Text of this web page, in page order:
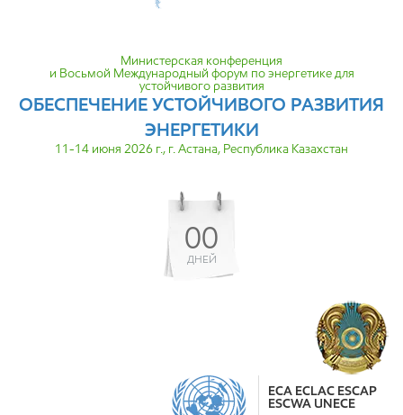
Министерская конференция
и Восьмой Международный форум по энергетике для
устойчивого развития
ОБЕСПЕЧЕНИЕ УСТОЙЧИВОГО РАЗВИТИЯ
ЭНЕРГЕТИКИ
11-14 июня 2026 г., г. Астана, Республика Казахстан
00
ДНЕЙ
ECA ECLAC ESCAP
ESCWA UNECE